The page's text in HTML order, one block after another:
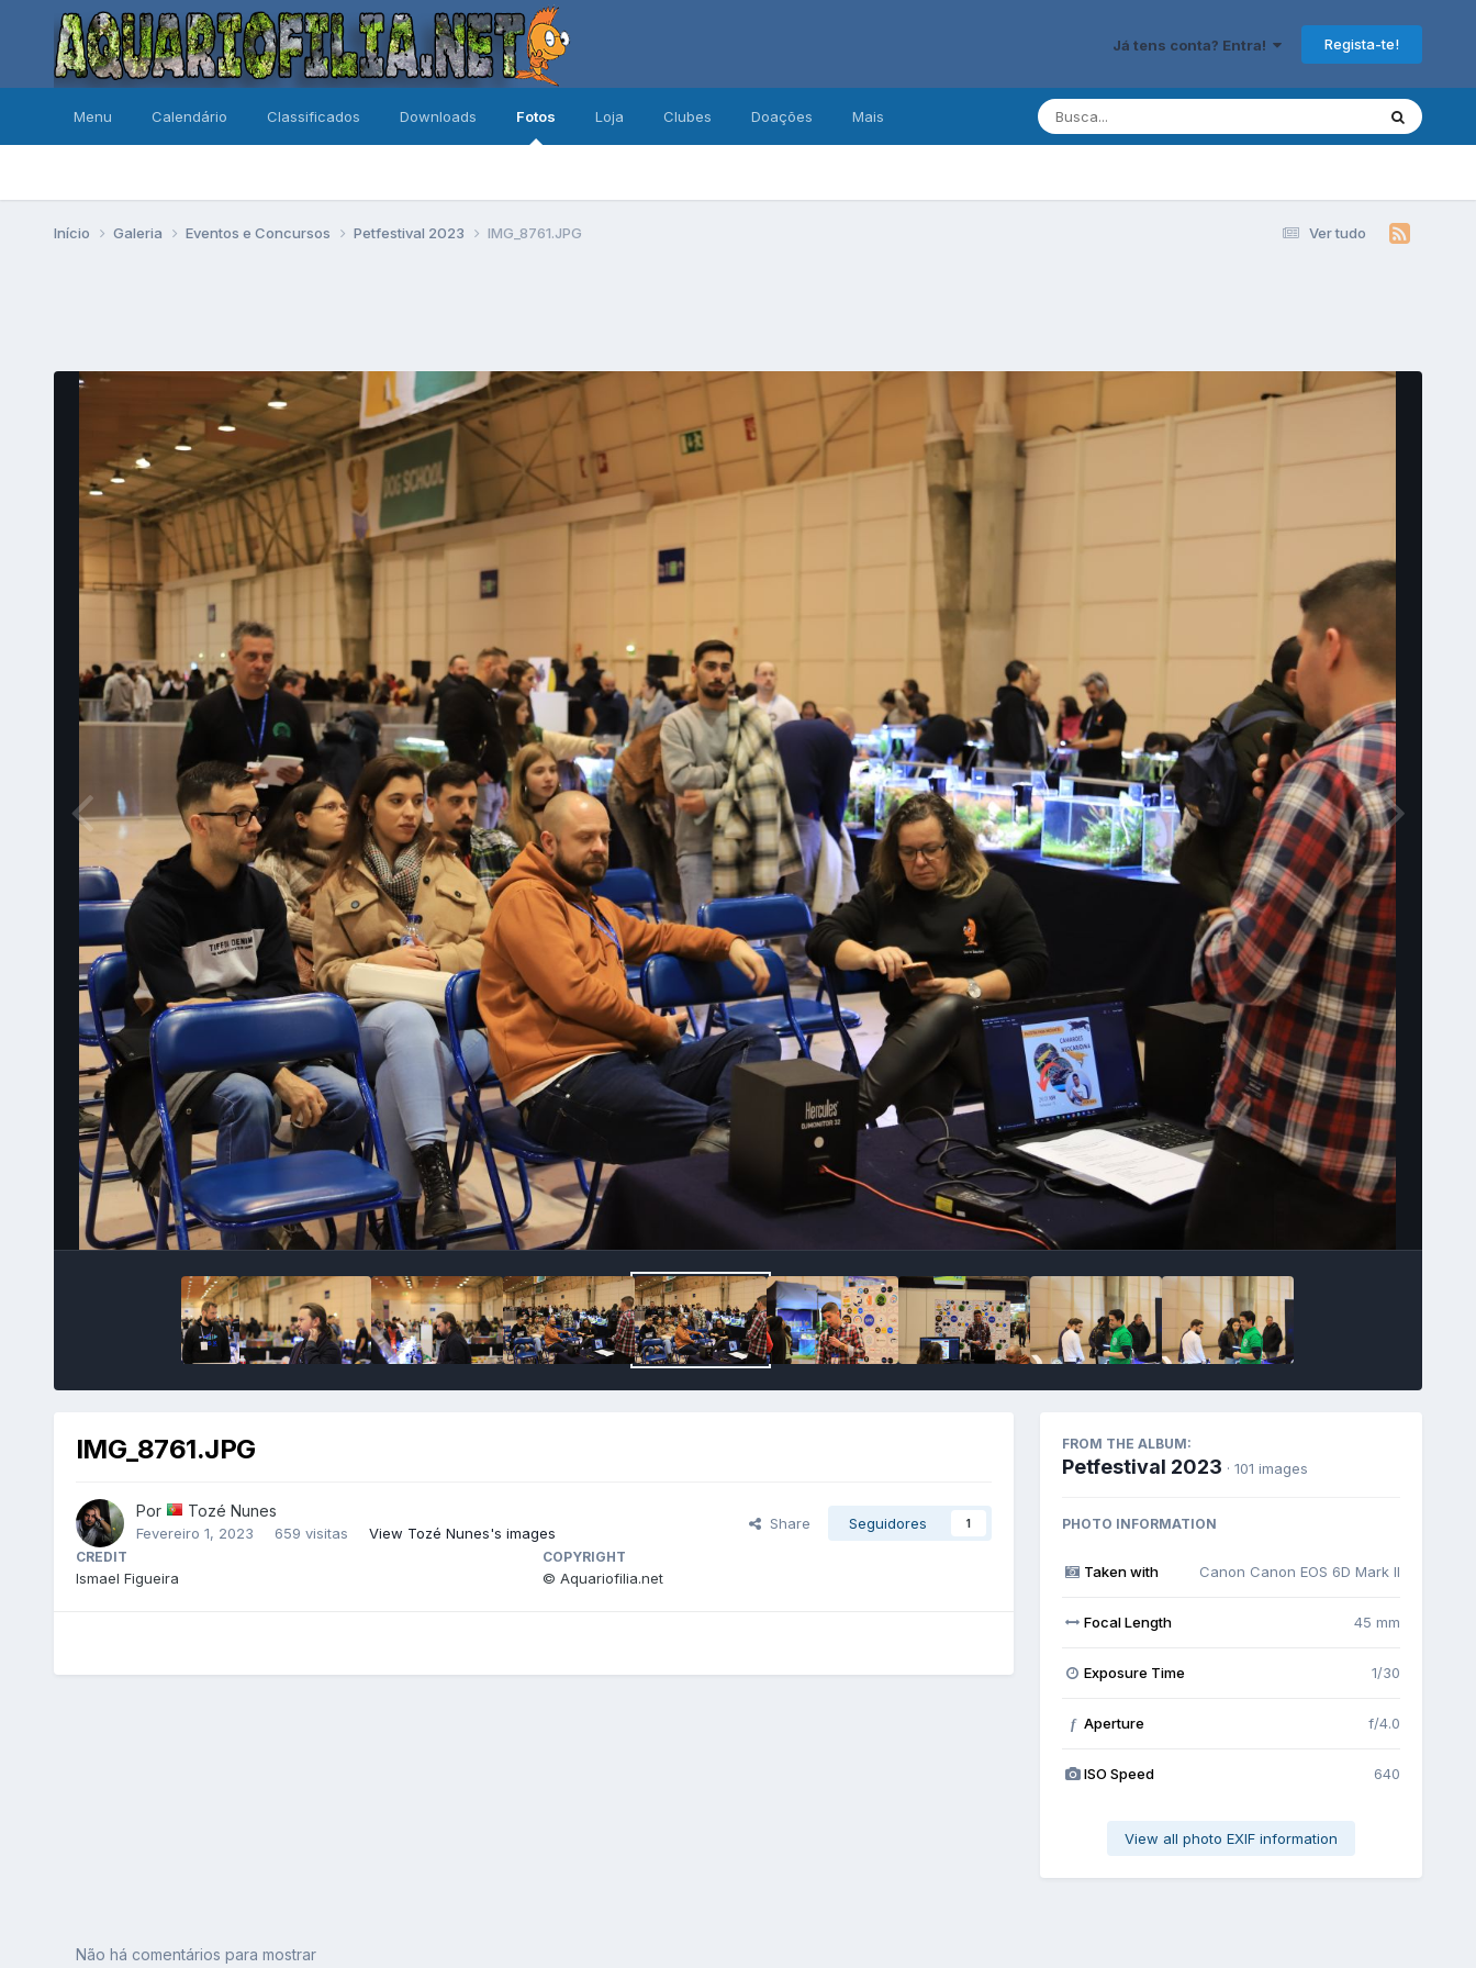
Já tens conta? Entra! Regista-te!
Menu Calendário Classificados Downloads Fotos Loja Clubes Doações Mais
Ver tudo
Início Galeria Eventos e Concursos Petfestival 2023 IMG_8761.JPG
IMG_8761.JPG
Por Tozé Nunes
Fevereiro 1, 2023 659 visitas View Tozé Nunes's images
Share Seguidores 1
CREDIT
Ismael Figueira
COPYRIGHT
© Aquariofilia.net
FROM THE ALBUM:
Petfestival 2023 · 101 images
PHOTO INFORMATION
Taken with Canon Canon EOS 6D Mark II
Focal Length 45 mm
Exposure Time 1/30
f Aperture f/4.0
ISO Speed 640
View all photo EXIF information
Não há comentários para mostrar